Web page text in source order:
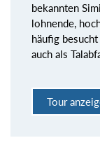
bekannten
lohnende,
häufig
auch als
Tour